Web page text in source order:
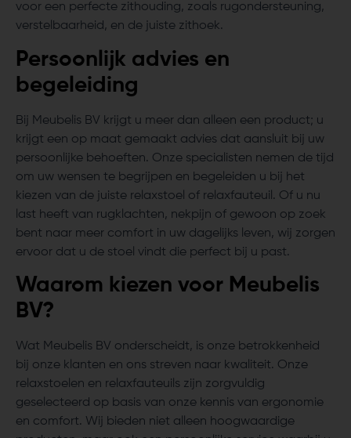
voor een perfecte zithouding, zoals rugondersteuning,
verstelbaarheid, en de juiste zithoek.
Persoonlijk advies en
begeleiding
Bij Meubelis BV krijgt u meer dan alleen een product; u
krijgt een op maat gemaakt advies dat aansluit bij uw
persoonlijke behoeften. Onze specialisten nemen de tijd
om uw wensen te begrijpen en begeleiden u bij het
kiezen van de juiste relaxstoel of relaxfauteuil. Of u nu
last heeft van rugklachten, nekpijn of gewoon op zoek
bent naar meer comfort in uw dagelijks leven, wij zorgen
ervoor dat u de stoel vindt die perfect bij u past.
Waarom kiezen voor Meubelis
BV?
Wat Meubelis BV onderscheidt, is onze betrokkenheid
bij onze klanten en ons streven naar kwaliteit. Onze
relaxstoelen en relaxfauteuils zijn zorgvuldig
geselecteerd op basis van onze kennis van ergonomie
en comfort. Wij bieden niet alleen hoogwaardige